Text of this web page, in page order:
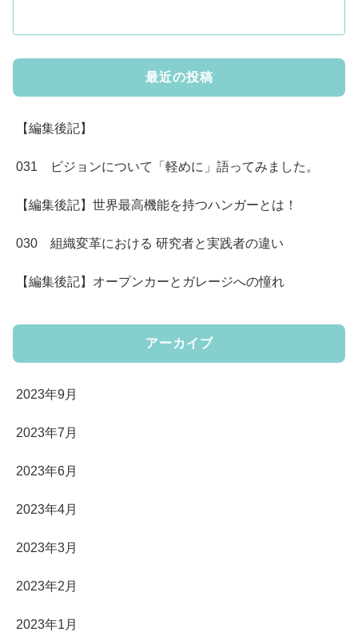
最近の投稿
【編集後記】
031 ビジョンについて「軽めに」語ってみました。
【編集後記】世界最高機能を持つハンガーとは！
030 組織変革における 研究者と実践者の違い
【編集後記】オープンカーとガレージへの憧れ
アーカイブ
2023年9月
2023年7月
2023年6月
2023年4月
2023年3月
2023年2月
2023年1月